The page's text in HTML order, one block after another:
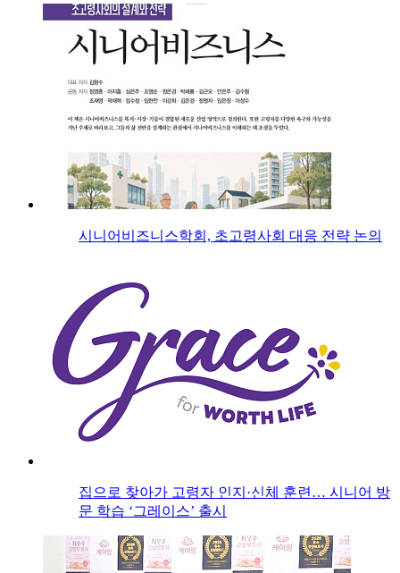
시니어비즈니스학회, 초고령사회 대응 전략 논의
집으로 찾아가 고령자 인지·신체 훈련… 시니어 방
문 학습 ‘그레이스’ 출시